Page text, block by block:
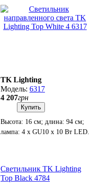
TK Lighting
6317
4 207грн
Купить
Высота: 16 см; длина: 94 см;
лампа: 4 х GU10 х 10 Вт LED.
Светильник TK Lighting
Top Black 4784